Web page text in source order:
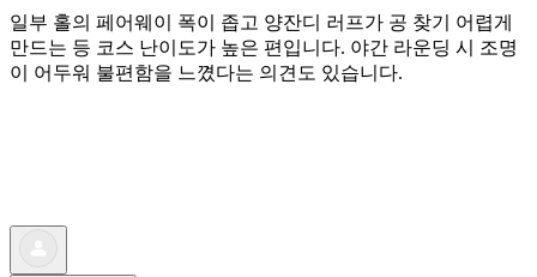
일부 홀의 페어웨이 폭이 좁고 양잔디 러프가 공 찾기 어렵게
만드는 등 코스 난이도가 높은 편입니다. 야간 라운딩 시 조명
이 어두워 불편함을 느꼈다는 의견도 있습니다.